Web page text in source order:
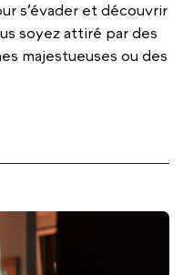
s’évader et découvrir
soyez attiré par des
majestueuses ou des